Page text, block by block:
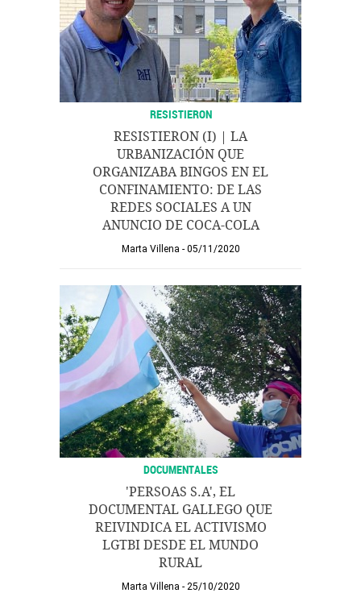
RESISTIERON
RESISTIERON (I) | LA
URBANIZACIÓN QUE
ORGANIZABA BINGOS EN EL
CONFINAMIENTO: DE LAS
REDES SOCIALES A UN
ANUNCIO DE COCA-COLA
Marta Villena 05/11/2020
DOCUMENTALES
'PERSOAS S.A', EL
DOCUMENTAL GALLEGO QUE
REIVINDICA EL ACTIVISMO
LGTBI DESDE EL MUNDO
RURAL
Marta Villena 25/10/2020